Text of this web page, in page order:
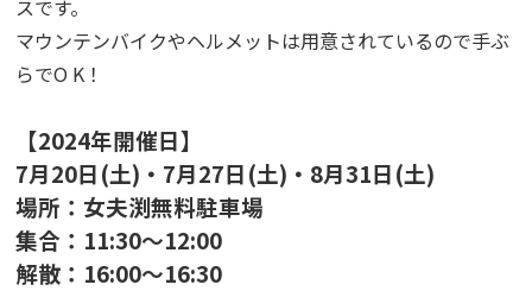
スです。
マウンテンバイクやヘルメットは用意されているので手ぶ
らでO K！
【2024年開催日】
7月20日(土)・7月27日(土)・8月31日(土)
場所：女夫渕無料駐車場
集合：11:30〜12:00
解散：16:00〜16:30